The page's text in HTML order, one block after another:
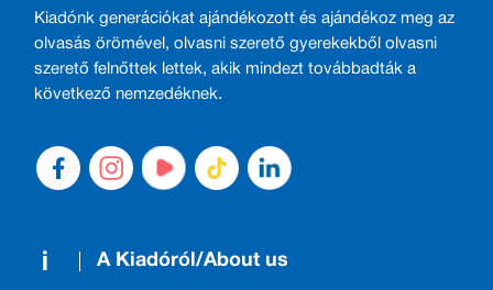
Kiadónk generációkat ajándékozott és ajándékoz meg az
olvasás örömével, olvasni szerető gyerekekből olvasni
szerető felnőttek lettek, akik mindezt továbbadták a
következő nemzedéknek.
A Kiadóról/About us